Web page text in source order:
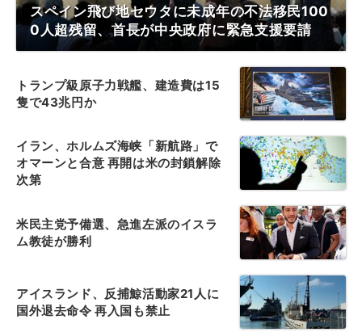
スペイン飛び地セウタに未成年の不法移民100
0人超残留、首長が中央政府に緊急支援要請
トランプ級原子力戦艦、建造費は15
隻で43兆円か
イラン、ホルムズ海峡「新航路」で
オマーンと合意 再開は米の封鎖解除
次第
米民主党予備選、急進左派のイスラ
ム教徒が勝利
アイスランド、反捕鯨活動家21人に
国外退去命令 再入国も禁止